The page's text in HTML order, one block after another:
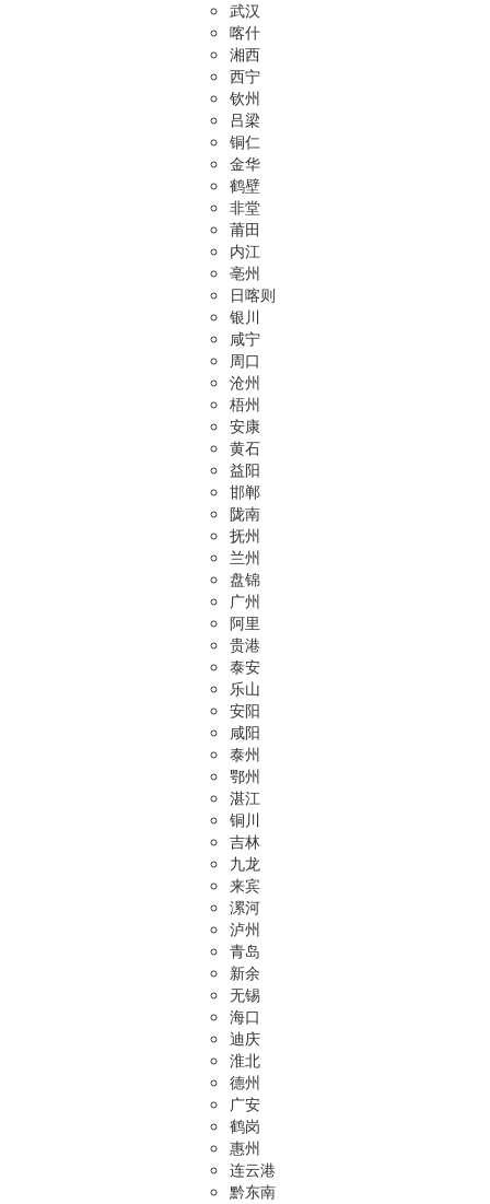
武汉
喀什
湘西
西宁
钦州
吕梁
铜仁
金华
鹤壁
非堂
莆田
内江
亳州
日喀则
银川
咸宁
周口
沧州
梧州
安康
黄石
益阳
邯郸
陇南
抚州
兰州
盘锦
广州
阿里
贵港
泰安
乐山
安阳
咸阳
泰州
鄂州
湛江
铜川
吉林
九龙
来宾
漯河
泸州
青岛
新余
无锡
海口
迪庆
淮北
德州
广安
鹤岗
惠州
连云港
黔东南